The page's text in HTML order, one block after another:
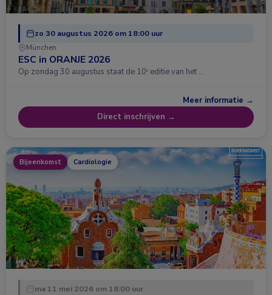
zo 30 augustus 2026 om 18:00 uur
München
ESC in ORANJE 2026
Op zondag 30 augustus staat de 10ᵉ editie van het …
Meer informatie →
Direct inschrijven →
Bijeenkomst Cardiologie
ma 11 mei 2026 om 18:00 uur